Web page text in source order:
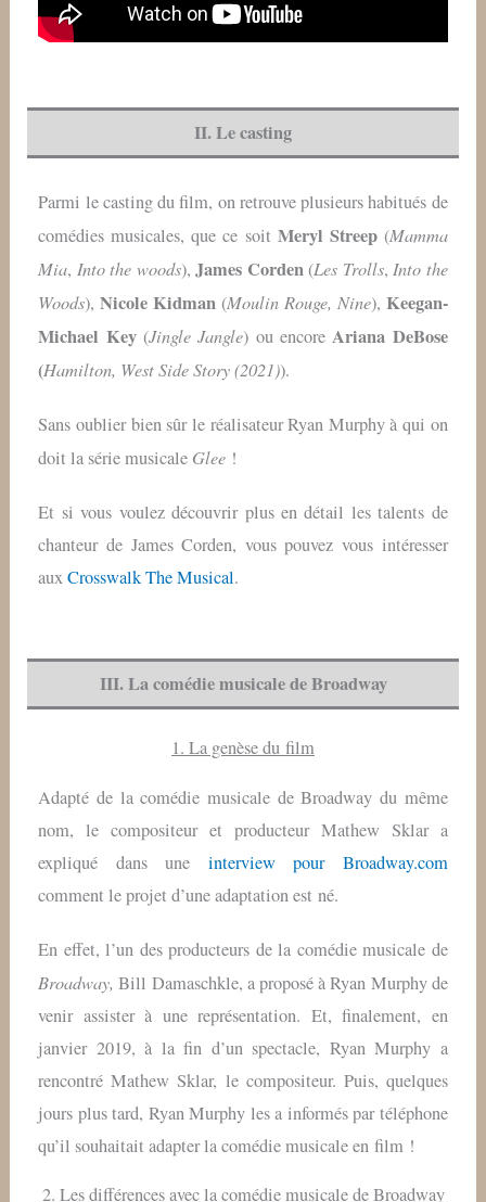
II. Le casting
Parmi le casting du film, on retrouve plusieurs habitués de
comédies musicales, que ce soit Meryl Streep(Mamma
Mia, Into the woods),James Corden(Les Trolls,Into the
Woods),Nicole Kidman (Moulin Rouge, Nine), Keegan-
Michael Key(Jingle Jangle) ou encoreAriana DeBose
(Hamilton, West Side Story (2021)).
Sans oublier bien sûr le réalisateur Ryan Murphy à qui on
doit la série musicale Glee !
Et si vous voulez découvrir plus en détail les talents de
chanteur de James Corden, vous pouvez vous intéresser
auxCrosswalk The Musical.
III. La comédie musicale de Broadway
1. La genèse du film
Adapté de la comédie musicale de Broadway du même
nom, le compositeur et producteur Mathew Sklar a
expliqué dans une interview pour Broadway.com
comment le projet d’une adaptation est né.
En effet, l’un des producteurs de la comédie musicale de
Broadway, Bill Damaschkle, a proposé à Ryan Murphy de
venir assister à une représentation. Et, finalement, en
janvier 2019, à la fin d’un spectacle, Ryan Murphy a
rencontré Mathew Sklar, le compositeur. Puis, quelques
jours plus tard, Ryan Murphy les a informés par téléphone
qu’il souhaitait adapter la comédie musicale en film !
2. Les différences avec la comédie musicale de Broadway